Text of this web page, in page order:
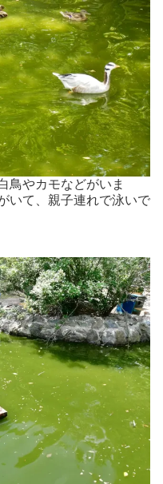
鳥やカモなどがいま
いて、親子連れで泳いで